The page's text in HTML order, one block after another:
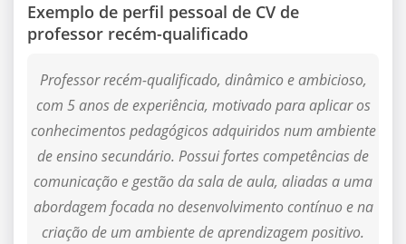
Exemplo de perfil pessoal de CV de
professor recém-qualificado
Professor recém-qualificado, dinâmico e ambicioso,
com 5 anos de experiência, motivado para aplicar os
conhecimentos pedagógicos adquiridos num ambiente
de ensino secundário. Possui fortes competências de
comunicação e gestão da sala de aula, aliadas a uma
abordagem focada no desenvolvimento contínuo e na
criação de um ambiente de aprendizagem positivo.